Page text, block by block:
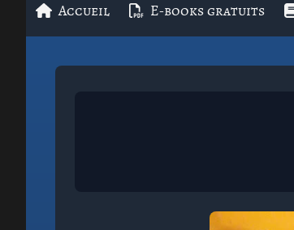
Accueil E-books gratuits